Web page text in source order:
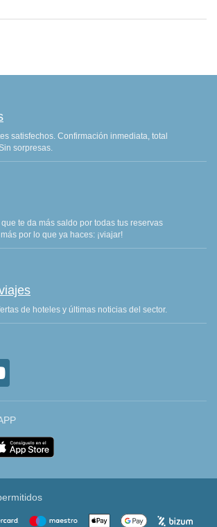
satisfechos. Confirmación inmediata, total
sorpresas.
te da más saldo por todas tus reservas
por lo que ya haces: ¡viajar!
de hoteles y últimas noticias del sector.